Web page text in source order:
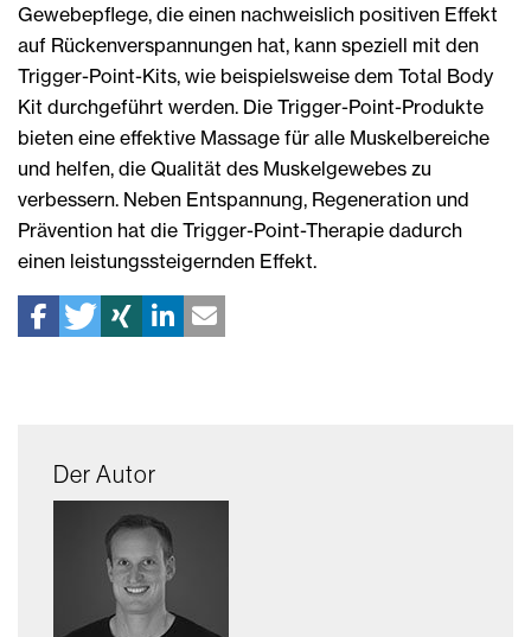
Gewebepflege, die einen nachweislich positiven Effekt
auf Rückenverspannungen hat, kann speziell mit den
Trigger-Point-Kits, wie beispielsweise dem Total Body
Kit durchgeführt werden. Die Trigger-Point-Produkte
bieten eine effektive Massage für alle Muskelbereiche
und helfen, die Qualität des Muskelgewebes zu
verbessern. Neben Entspannung, Regeneration und
Prävention hat die Trigger-Point-Therapie dadurch
einen leistungssteigernden Effekt.
Der Autor